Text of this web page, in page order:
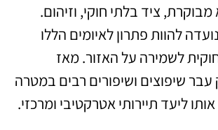
ציד בלתי חוקי, וזיהום.
להוות פתרון לאיומים הללו
לשמירה על האזור. מאז
שיפוצים ושיפורים רבים במטרה
ליעד תיירותי אטרקטיבי ומרכזי.